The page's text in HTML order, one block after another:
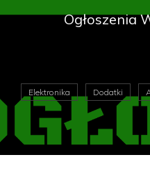
Ogłoszenia
Elektronika Dodatki